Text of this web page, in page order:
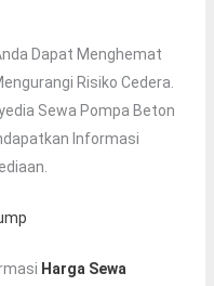
Dapat Menghemat
Risiko Cedera.
Sewa Pompa Beton
Informasi
Harga Sewa